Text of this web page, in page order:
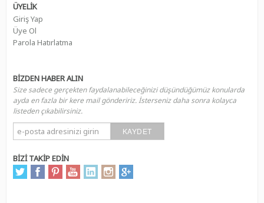
ÜYELİK
Giriş Yap
Üye Ol
Parola Hatırlatma
BİZDEN HABER ALIN
Size sadece gerçekten faydalanabileceğinizi düşündüğümüz konularda
ayda en fazla bir kere mail göndeririz. İsterseniz daha sonra kolayca
listeden çıkabilirsiniz.
KAYDET
BİZİ TAKİP EDİN